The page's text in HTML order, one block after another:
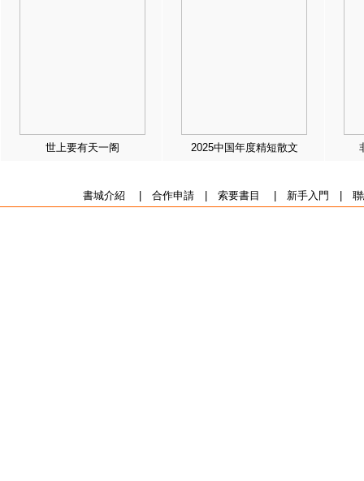
世上要有天一阁 2025中国年度精短散文
書城介紹 合作申請| 索要書目 新手入門